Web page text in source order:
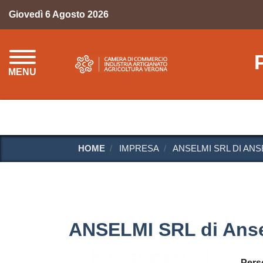
Giovedì 6 Agosto 2026
MENU
HOME IMPRESA ANSELMI SRL DI
ANSELMI SRL di